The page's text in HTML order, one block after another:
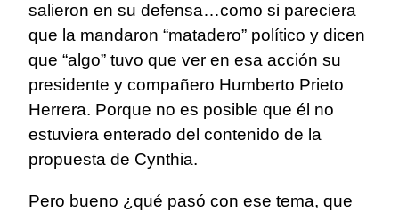
salieron en su defensa…como si pareciera
que la mandaron “matadero” político y dicen
que “algo” tuvo que ver en esa acción su
presidente y compañero Humberto Prieto
Herrera. Porque no es posible que él no
estuviera enterado del contenido de la
propuesta de Cynthia.
Pero bueno ¿qué pasó con ese tema, que